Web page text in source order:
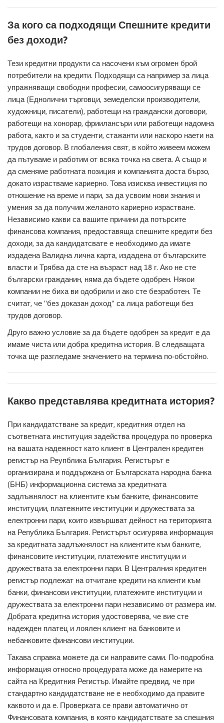
За кого са подходящи Спешните кредити
без доходи?
Тези кредитни продукти са насочени към огромен брой
потребители на кредити. Подходящи са например за лица
упражняващи свободни професии, самоосигуряващи се
лица (Еднолични търговци, земеделски производители,
художници, писатели), работещи на граждански договори,
работещи на хонорар, фриилансъри или работещи надомна
работа, както и за студенти, стажанти или наскоро наети на
трудов договор. В глобаления свят, в който живеем можем
да пътуваме и работим от всяка точка на света. А също и
да сменяме работната позиция и компанията доста бързо,
докато израстваме кариерно. Това изисква инвестиция по
отношение на време и пари, за да усвоим нови знания и
умения за да получим желаното кариерно израстване.
Независимо какви са вашите причини да потърсите
финансова компания, предоставяща спешните кредити без
доходи, за да кандидатсвате е необходимо да имате
издадена Валидна лична карта, издадена от българските
власти и Трябва да сте на възраст над 18 г. Ако не сте
български гражданин, няма да бъдете одобрен. Някои
компании не биха ви одобрили и ако сте безработен. Те
считат, че ''без доказан доход'' са лица работещи без
трудов договор.
Друго важно условие за да бъдете одобрен за кредит е да
имаме чиста или добра кредитна история. В следващата
точка ще разгледаме значението на термина по-обстойно.
Какво представлява кредитната история?
При кандидатстване за кредит, кредитния отдел на
съответната институция задейства процедура по проверка
на вашата надежност като клиент в Централен кредитен
регистър на Реупблика България. Регистърът е
организирана и поддържана от Българската народна банка
(БНБ) информационна система за кредитната
задлъжнялост на клиентите към банките, финансовите
институции, платежните институции и дружествата за
електронни пари, които извършват дейност на територията
на Република България. Регистърът осигурява информация
за кредитната задлъжнялост на клиентите към банките,
финансовите институции, платежните институции и
дружествата за електронни пари. В Централния кредитен
регистър подлежат на отчитане кредити на клиенти към
банки, финансови институции, платежните институции и
дружествата за електронни пари независимо от размера им.
Добрата кредитна история удостоверява, че вие сте
надежден платец и лоялен клиент на банковите и
небанковите финансови институции.
Такава справка можете да си направите сами. По-подробна
информация относно процедурата може да намерите на
сайта на Кредитния Регистър. Имайте предвид, че при
стандартно кандидатстване не е необходимо да правите
каквото и да е. Проверката се прави автоматично от
Финансовата компания, в която кандидатствате за спешния